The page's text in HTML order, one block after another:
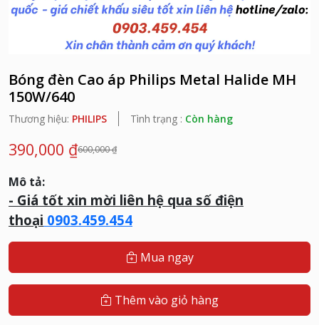
Bóng đèn Cao áp Philips Metal Halide MH
150W/640
Thương hiệu: PHILIPS Tình trạng : Còn hàng
390,000 ₫600,000 ₫
Mô tả:
- Giá tốt xin mời liên hệ qua số điện
thoại 0903.459.454
Mua ngay
Thêm vào giỏ hàng